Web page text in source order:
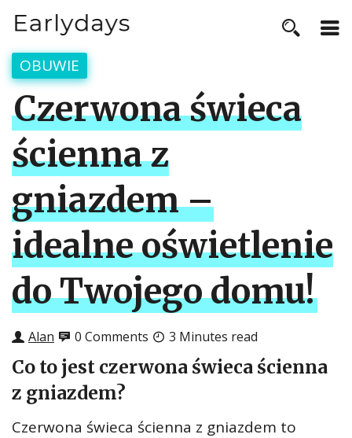
OBUWIE
Czerwona świeca
ścienna z
gniazdem –
idealne oświetlenie
do Twojego domu!
Alan 0 Comments 3 Minutes read
Co to jest czerwona świeca ścienna
z gniazdem?
Czerwona świeca ścienna z gniazdem to